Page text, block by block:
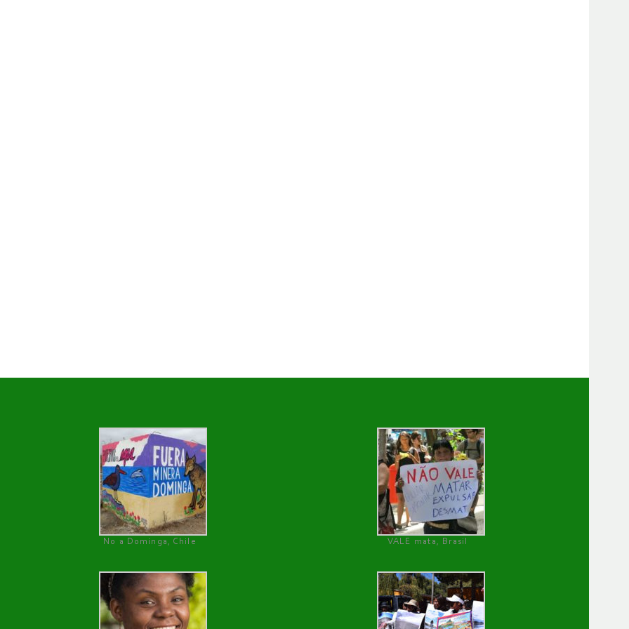
No a Dominga, Chile
VALE mata, Brasil